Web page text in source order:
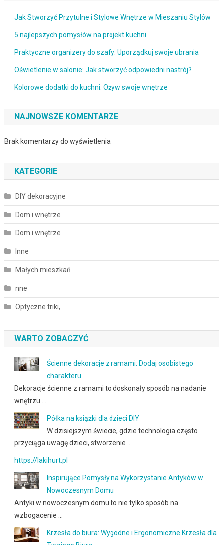
Jak Stworzyć Przytulne i Stylowe Wnętrze w Mieszaniu Stylów
5 najlepszych pomysłów na projekt kuchni
Praktyczne organizery do szafy: Uporządkuj swoje ubrania
Oświetlenie w salonie: Jak stworzyć odpowiedni nastrój?
Kolorowe dodatki do kuchni: Ożyw swoje wnętrze
NAJNOWSZE KOMENTARZE
Brak komentarzy do wyświetlenia.
KATEGORIE
DIY dekoracyjne
Dom i wnętrze
Dom i wnętrze
Inne
Małych mieszkań
nne
Optyczne triki,
WARTO ZOBACZYĆ
Ścienne dekoracje z ramami: Dodaj osobistego
charakteru
Dekoracje ścienne z ramami to doskonały sposób na nadanie
wnętrzu …
Półka na książki dla dzieci DIY
W dzisiejszym świecie, gdzie technologia często
przyciąga uwagę dzieci, stworzenie …
https://lakihurt.pl
Inspirujące Pomysły na Wykorzystanie Antyków w
Nowoczesnym Domu
Antyki w nowoczesnym domu to nie tylko sposób na
wzbogacenie …
Krzesła do biura: Wygodne i Ergonomiczne Krzesła dla